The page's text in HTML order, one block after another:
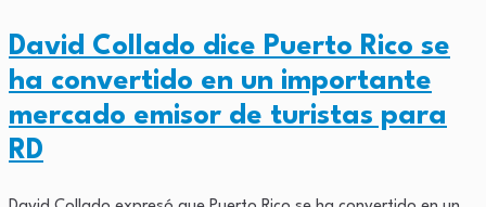
David Collado dice Puerto Rico se
ha convertido en un importante
mercado emisor de turistas para
RD